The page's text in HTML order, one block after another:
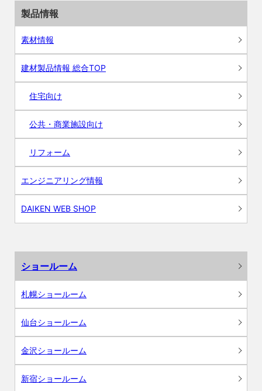
製品情報
素材情報
建材製品情報 総合TOP
住宅向け
公共・商業施設向け
リフォーム
エンジニアリング情報
DAIKEN WEB SHOP
ショールーム
札幌ショールーム
仙台ショールーム
金沢ショールーム
新宿ショールーム